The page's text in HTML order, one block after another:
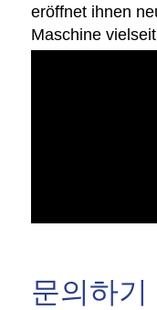
eröffnet ihnen
Maschine
문의하기